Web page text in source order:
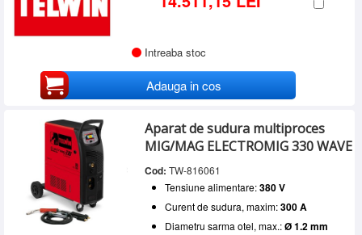
Intreaba stoc
Adauga in cos
Aparat de sudura multiproces
MIG/MAG ELECTROMIG 330 WAVE
Cod: TW-816061
Tensiune alimentare:380 V
Curent de sudura, maxim:300 A
Diametru sarma otel, max.:Ø 1.2 mm